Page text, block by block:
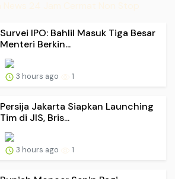
Survei IPO: Bahlil Masuk Tiga Besar
Menteri Berkin...
3 hours ago 1
Persija Jakarta Siapkan Launching
Tim di JIS, Bris...
3 hours ago 1